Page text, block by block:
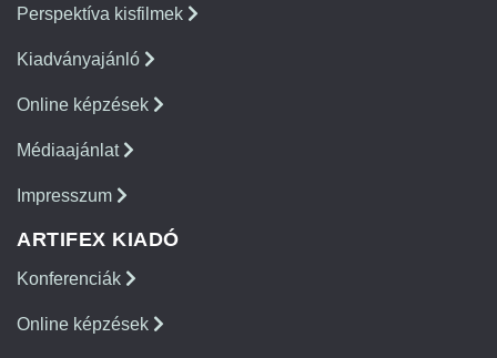
Perspektíva kisfilmek
Kiadványajánló
Online képzések
Médiaajánlat
Impresszum
ARTIFEX KIADÓ
Konferenciák
Online képzések